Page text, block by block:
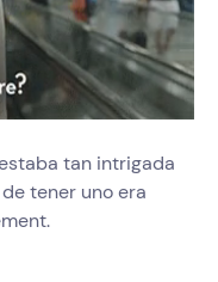
tan intrigada
tener uno era